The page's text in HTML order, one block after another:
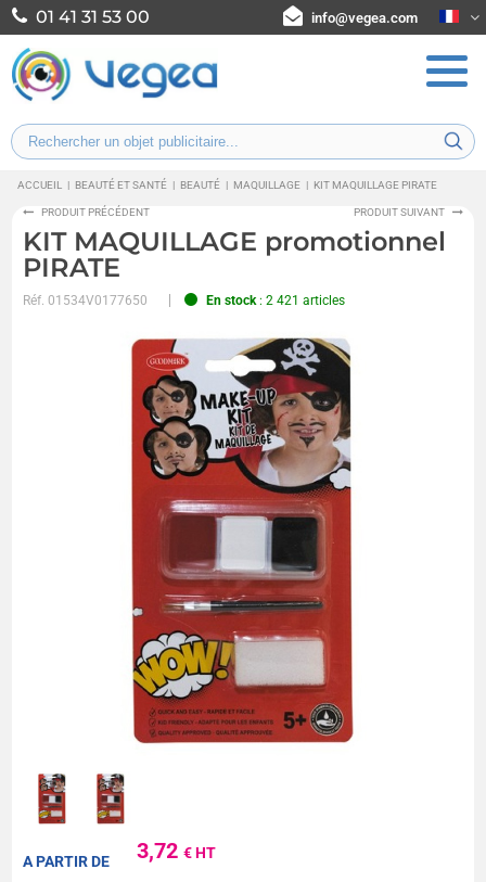
01 41 31 53 00 info@vegea.com
ACCUEIL | BEAUTÉ ET SANTÉ | BEAUTÉ | MAQUILLAGE | KIT MAQUILLAGE PIRATE
PRODUIT PRÉCÉDENT PRODUIT SUIVANT
KIT MAQUILLAGE promotionnel
PIRATE
Réf.01534V0177650 En stock: 2 421 articles
3,72€ HT
A PARTIR DE